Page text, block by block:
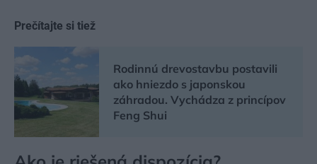
Prečítajte si tiež
Rodinnú drevostavbu postavili
ako hniezdo s japonskou
záhradou. Vychádza z princípov
Feng Shui